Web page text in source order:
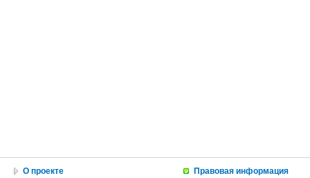
О проекте Правовая информация